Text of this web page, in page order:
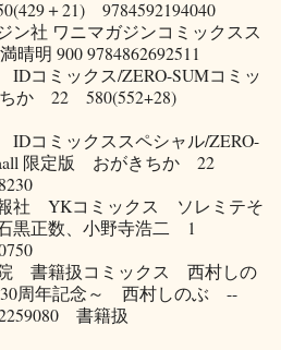
＋21) 9784592194040
ン社 ワニマガジンコミックスス
明 900 9784862692511
コミックス/ZERO-SUMコミッ
か 22 580(552+28)
コミックススペシャル/ZERO-
限定版 おがきちか 22
社 YKコミックス ソレミテそ
黒正数、小野寺浩二 1
書籍扱コミックス 西村しの
30周年記念～ 西村しのぶ --
書籍扱